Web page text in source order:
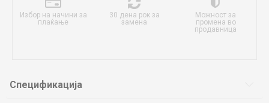
Избор на начини за
плаќање
30 дена рок за
замена
Можност за
промена во
продавница
Спецификација